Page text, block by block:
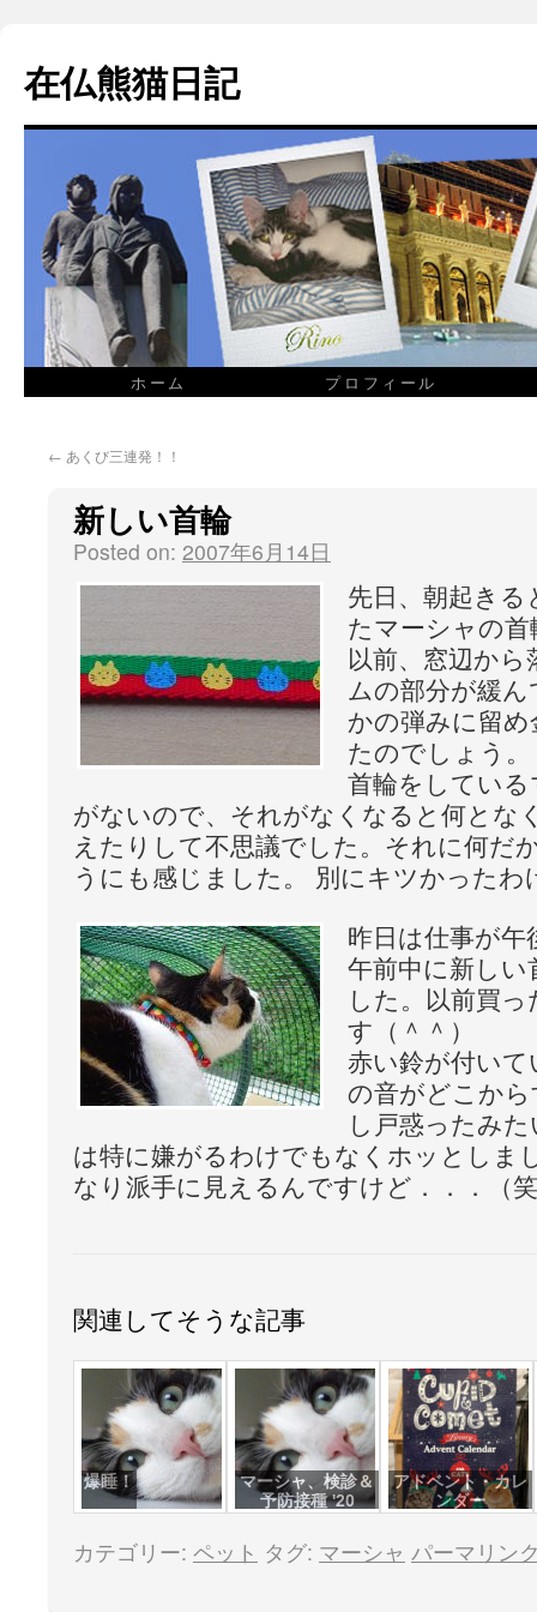
在仏熊猫日記
ホーム プロフィール
← あくび三連発！！
新しい首輪
Posted on: 2007年6月14日
先日、朝起きる
たマーシャの
以前、窓辺か
ムの部分が緩
かの弾みに留
たのでしょう。
首輪をしてい
がないので、それがなくなると何とな
えたりして不思議でした。それに何だ
うにも感じました。 別にキツかった
昨日は仕事が
午前中に新しい
した。以前買
す（＾＾）
赤い鈴が付い
の音がどこか
し戸惑ったみ
は特に嫌がるわけでもなくホッとしま
なり派手に見えるんですけど．．．（
関連してそうな記事
爆睡！
マーシャ、検診＆
予防接種 '20
アドベント・カレ
ンダー
カテゴリー: ペット タグ: マーシャ パーマリン